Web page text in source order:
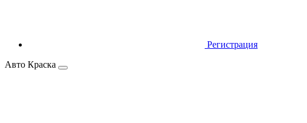
Регистрация
Авто Краска